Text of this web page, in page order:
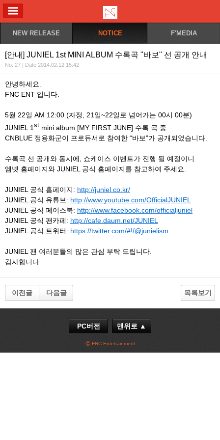
NEW RELEASE NOTICE F'MEDIA
[안내] JUNIEL 1st MINI ALBUM 수록곡 "바보" 선 공개 안내
No. 27 | Date 2014.02.12 15:42
안녕하세요.
FNC ENT 입니다.
5월 22일 AM 12:00 (자정, 21일~22일로 넘어가는 00시 00분)
JUNIEL 1 st mini album [MY FIRST JUNE] 수록 곡 중
CNBLUE 정용화군이 프로듀서로 참여한 “바보”가 공개되었습니다.
수록곡 선 공개와 동시에, 쇼케이스 이벤트가 진행 될 예정이니
엠넷 홈페이지와 JUNIEL 공식 홈페이지를 참고하여 주세요.
JUNIEL 공식 홈페이지: http://juniel.co.kr/
JUNIEL 공식 유튜브: http://www.youtube.com/OfficialJUNIEL
JUNIEL 공식 페이스북: http://www.facebook.com/officialjuniel
JUNIEL 공식 팬카페: http://cafe.daum.net/JUNIEL
JUNIEL 공식 트위터: https://twitter.com/#!/@junielism
JUNIEL 팬 여러분들의 많은 관심 부탁 드립니다.
감사합니다
이전글 다음글 목록보기
PC버전 맨위로 ▲
ⓒ FNC Entertainment